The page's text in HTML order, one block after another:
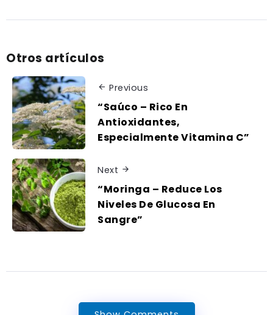
Otros artículos
Previous
“Saúco – Rico En
Antioxidantes,
Especialmente Vitamina C”
Next
“Moringa – Reduce Los
Niveles De Glucosa En
Sangre”